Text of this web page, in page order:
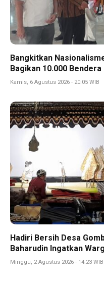
Bangkitkan
Bagikan 10.000
Kamis, 6 Agustus 2026 - 20:05 WIB
Hadiri Bersih Desa
Baharudin Ingatkan
Minggu, 2 Agustus 2026 - 14:23 WIB